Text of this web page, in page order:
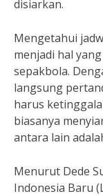
disiarkan.
Mengetahui
menjadi hal
sepakbola.
langsung
harus
biasanya
antara lain
Menurut Dede
Indonesia Baru